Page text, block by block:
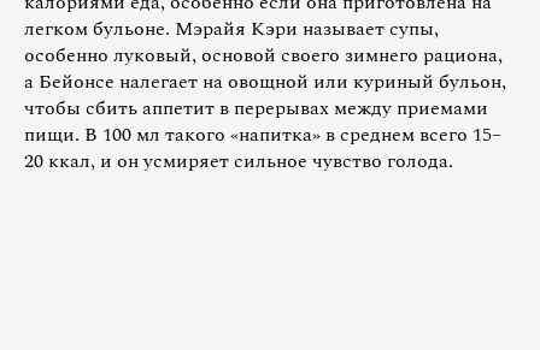
легком бульоне. Мэрайя Кэри называет супы,
особенно луковый, основой своего зимнего рациона,
а Бейонсе налегает на овощной или куриный бульон,
чтобы сбить аппетит в перерывах между приемами
пищи. В 100 мл такого «напитка» в среднем всего 15–
20 ккал, и он усмиряет сильное чувство голода.